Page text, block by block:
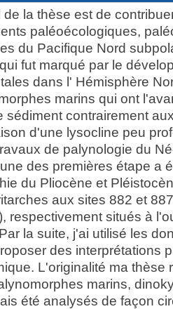
la thèse est de
paléoécologiques,
du Pacifique Nord
fut marqué par le
dans l' Hémisphère
marins qui ont
sédiment contrairement
d'une lysocline peu
de palynologie du
des premières étape a
du Pliocène et
aux sites 882 et
respectivement situés à
la suite, j'ai utilisé les
des interprétations
L'originalité ma thèse
marins,
été analysés de façon